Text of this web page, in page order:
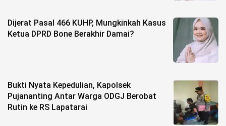
Dijerat Pasal 466 KUHP, Mungkinkah Kasus
Ketua DPRD Bone Berakhir Damai?
Bukti Nyata Kepedulian, Kapolsek
Pujananting Antar Warga ODGJ Berobat
Rutin ke RS Lapatarai